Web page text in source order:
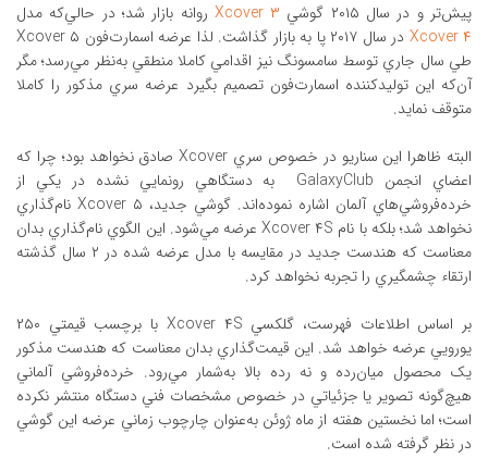
پيش‌تر و در سال ۲۰۱۵ گوشي Xcover ۳ روانه بازار شد؛ در حالي‌که مدل
Xcover ۴
در سال ۲۰۱۷ پا به بازار گذاشت. لذا عرضه اسمارت‌فون Xcover ۵
طي سال جاري توسط سامسونگ نيز اقدامي کاملا منطقي به‌نظر مي‌رسد؛ مگر
آن‌که اين توليدکننده اسمارت‌فون تصميم بگيرد عرضه سري مذکور را کاملا
متوقف نمايد.
البته ظاهرا اين سناريو در خصوص سري Xcover صادق نخواهد بود؛ چرا که
اعضاي انجمن GalaxyClub به دستگاهي رونمايي نشده در يکي از
خرده‌فروشي‌هاي آلمان اشاره نموده‌اند. گوشي جديد، Xcover ۵ نام‌گذاري
نخواهد شد؛ بلکه با نام Xcover ۴S عرضه مي‌شود. اين الگوي نام‌گذاري بدان
معناست که هندست جديد در مقايسه با مدل عرضه شده در ۲ سال گذشته
ارتقاء چشمگيري را تجربه نخواهد کرد.
بر اساس اطلاعات فهرست، گلکسي Xcover ۴S با برچسب قيمتي ۲۵۰
يورويي عرضه خواهد شد. اين قيمت‌گذاري بدان معناست که هندست مذکور
يک محصول ميان‌رده و نه رده بالا به‌شمار مي‌رود. خرده‌فروشي آلماني
هيچ‌گونه تصوير يا جزئياتي در خصوص مشخصات فني دستگاه منتشر نکرده
است؛ اما نخستين هفته از ماه ژوئن به‌عنوان چارچوب زماني عرضه اين گوشي
در نظر گرفته شده است.